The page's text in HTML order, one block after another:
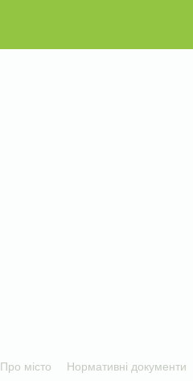
Про місто Нормативні документи